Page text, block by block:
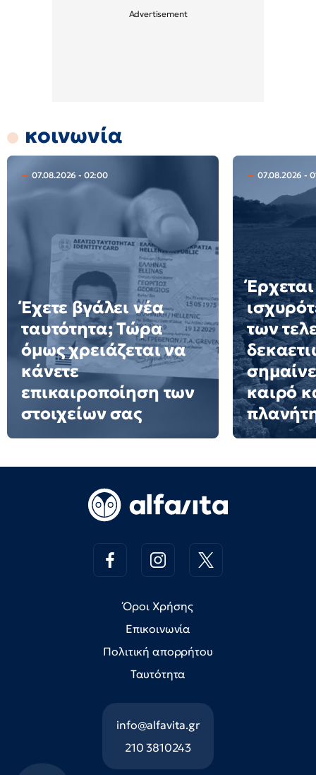
κοινωνία
07.08.2026 - 02:00
Έχετε βγάλει νέα
ταυτότητα; Τώρα
όμως χρειάζεται να
κάνετε
επικαιροποίηση των
στοιχείων σας
07.08.2026 -
των
καιρό
Όροι Χρήσης
Επικοινωνία
Πολιτική απορρήτου
Ταυτότητα
info@alfavita.gr
210 3810243